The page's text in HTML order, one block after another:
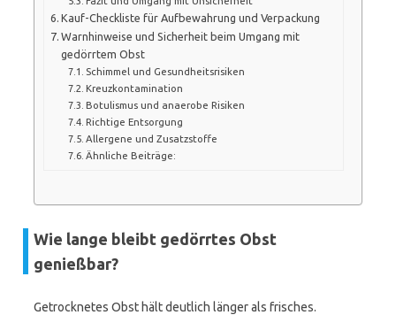
Kauf-Checkliste für Aufbewahrung und Verpackung
Warnhinweise und Sicherheit beim Umgang mit
gedörrtem Obst
Schimmel und Gesundheitsrisiken
Kreuzkontamination
Botulismus und anaerobe Risiken
Richtige Entsorgung
Allergene und Zusatzstoffe
Ähnliche Beiträge:
Wie lange bleibt gedörrtes Obst
genießbar?
Getrocknetes Obst hält deutlich länger als frisches.